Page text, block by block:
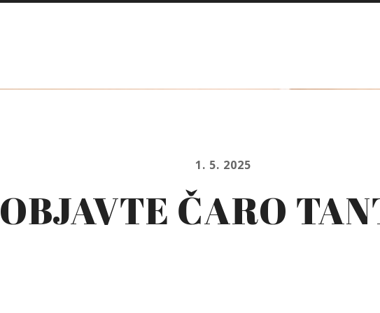
1. 5. 2025
OBJAVTE ČARO